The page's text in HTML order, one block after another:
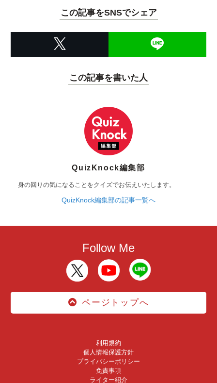
この記事をSNSでシェア
この記事を書いた人
QuizKnock編集部
身の回りの気になることをクイズでお伝えいたします。
QuizKnock編集部の記事一覧へ
Follow Me
ページトップへ
利用規約
個人情報保護方針
プライバシーポリシー
免責事項
ライター紹介